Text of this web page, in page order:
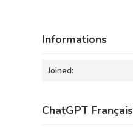
Informations
Joined:
ChatGPT